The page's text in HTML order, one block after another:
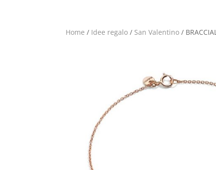
Home / Idee regalo / San Valentino /